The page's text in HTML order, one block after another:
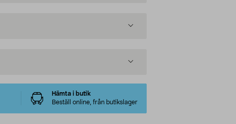
Hämta i butik
Beställ online, från butikslager